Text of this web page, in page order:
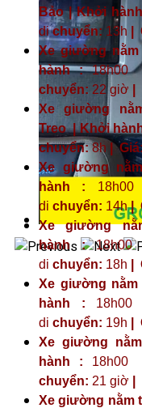
Bảo | Khởi
dichuyển: 13h
Xe giường
hành :18h00|
chuyển: 22 giờ
Xe giường
Treo | Khởi
chuyển:8h |Giá:
Xe giường
hành : 18h00
di chuyển: 14h|
Xe giường
hành :18h00|
di chuyển: 18h
Xe giường
hành : 18h00
di chuyển: 19h
Xe giường
hành : 18h00
chuyển: 21 giờ
Xe giường nằm